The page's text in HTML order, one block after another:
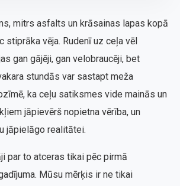
mitrs asfalts un krāsainas lapas kopā
stiprāka vēja. Rudenī uz ceļa vēl
gan gājēji, gan velobraucēji, bet
stundās var sastapt meža
ka ceļu satiksmes vide mainās un
jāpievērš nopietna vērība, un
jāpielāgo realitātei.
par to atceras tikai pēc pirmā
Mūsu mērķis ir ne tikai